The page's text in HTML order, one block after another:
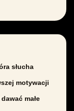
słucha
motywacji
małe